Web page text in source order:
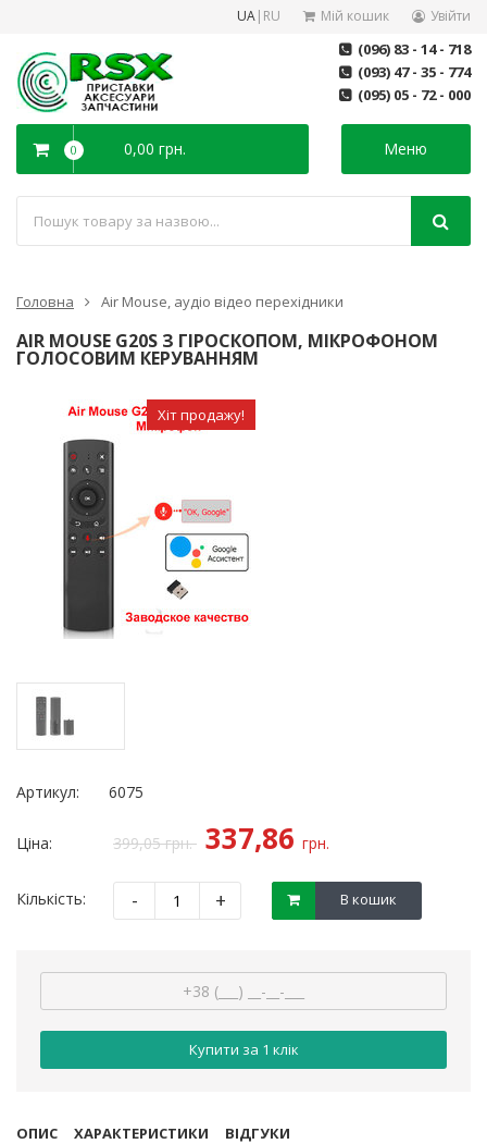
UA| RU Мій кошик Увійти
(096) 83 - 14 - 718
(093) 47 - 35 - 774
(095) 05 - 72 - 000
Меню
0 0,00 грн.
Головна Air Mouse, аудіо відео перехідники
AIR MOUSE G20S З ГІРОСКОПОМ, МІКРОФОНОМ
ГОЛОСОВИМ КЕРУВАННЯМ
Хіт продажу!
Артикул: 6075
Ціна: 399,05грн. 337,86 грн.
Кількість: - + В кошик
Купити за 1 клiк
ОПИС ХАРАКТЕРИСТИКИ ВІДГУКИ